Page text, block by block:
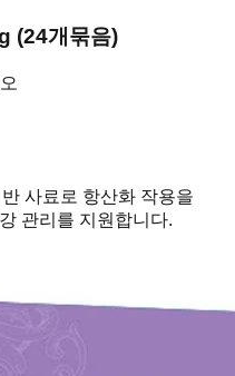
(24개묶음)
사료로 항산화 작용을
관리를 지원합니다.